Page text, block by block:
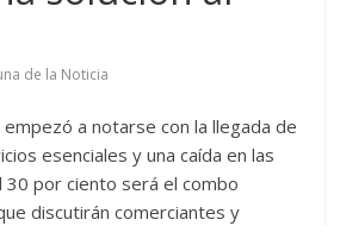
de la Noticia
a notarse con la llegada de
esenciales y una caída en las
30 por ciento será el combo
discutirán comerciantes y